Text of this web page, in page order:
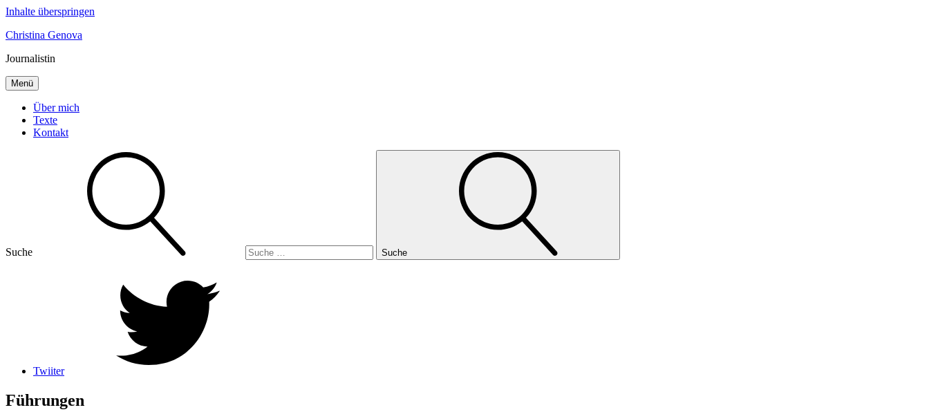
Inhalte überspringen
Christina Genova
Journalistin
Menü
Über mich
Texte
Kontakt
Suche Suche
Twiiter
Führungen